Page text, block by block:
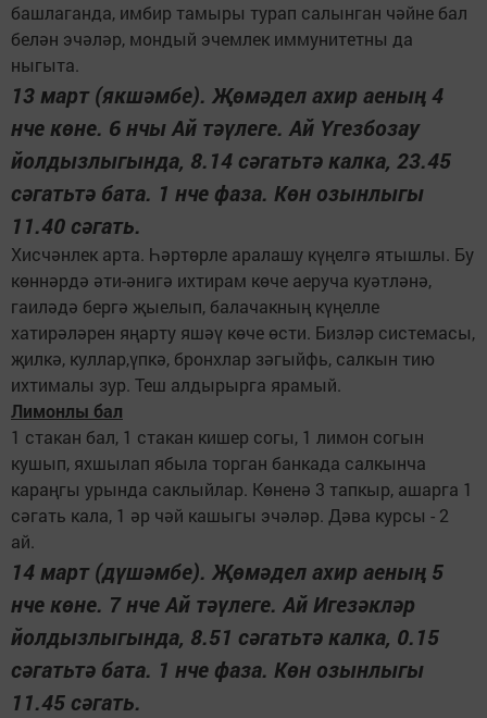
башлаганда, имбир тамыры турап салынган чәйне бал
белән эчәләр, мондый эчемлек иммунитетны да
ныгыта.
13 март (якшәмбе). Җөмәдел ахир аеның 4
нче көне. 6 нчы Ай тәүлеге. Ай Үгезбозау
йолдызлыгында, 8.14 сәгатьтә калка, 23.45
сәгатьтә бата. 1 нче фаза. Көн озынлыгы
11.40 сәгать.
Хисчәнлек арта. Һәртөрле аралашу күңелгә ятышлы. Бу
көннәрдә әти-әнигә ихтирам көче аеруча куәтләнә,
гаиләдә бергә җыелып, балачакның күңелле
хатирәләрен яңарту яшәү көче өсти. Бизләр системасы,
җилкә, куллар,үпкә, бронхлар зәгыйфь, салкын тию
ихтималы зур. Теш алдырырга ярамый.
Лимонлы бал
1 стакан бал, 1 стакан кишер согы, 1 лимон согын
кушып, яхшылап ябыла торган банкада салкынча
караңгы урында саклыйлар. Көненә 3 тапкыр, ашарга 1
сәгать кала, 1 әр чәй кашыгы эчәләр. Дәва курсы - 2
ай.
14 март (дүшәмбе). Җөмәдел ахир аеның 5
нче көне. 7 нче Ай тәүлеге. Ай Игезәкләр
йолдызлыгында, 8.51 сәгатьтә калка, 0.15
сәгатьтә бата. 1 нче фаза. Көн озынлыгы
11.45 сәгать.